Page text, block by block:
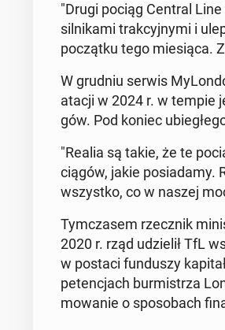
"Drugi pociąg Central
sil­ni­ka­mi trak­cyj­ny­mi i
po­cząt­ku tego mie­sią­ca.
W grudniu serwis
ata­cji w 2024 r. w tempie
gów. Pod koniec
"Realia są takie, że te
cią­gów, jakie po­sia­da­my.
wszyst­ko, co w naszej
Tym­cza­sem rzecz­nik
2020 r. rząd udzie­lił TfL
w postaci fun­du­szy
pe­ten­cjach bur­mi­strza
mo­wa­nie o spo­so­bach